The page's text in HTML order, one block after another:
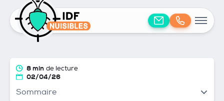
8 min de lecture
02/04/26
Sommaire